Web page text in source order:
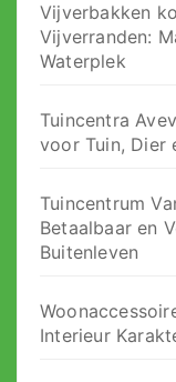
Vijverbakken
Vijverranden:
Waterplek
Tuincentra
voor Tuin, Dier
Tuincentrum
Betaalbaar en
Buitenleven
Interieur